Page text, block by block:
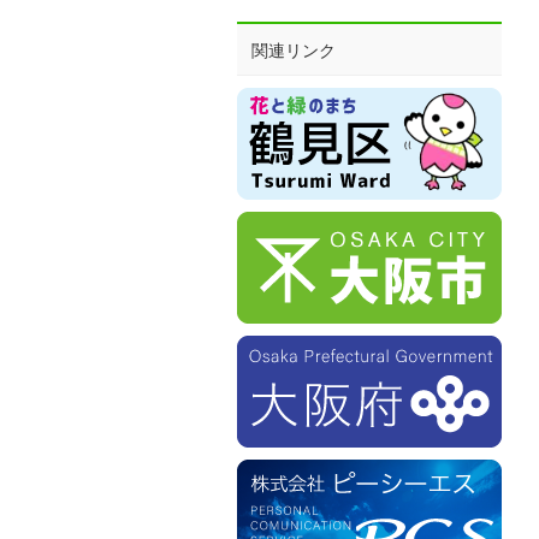
関連リンク